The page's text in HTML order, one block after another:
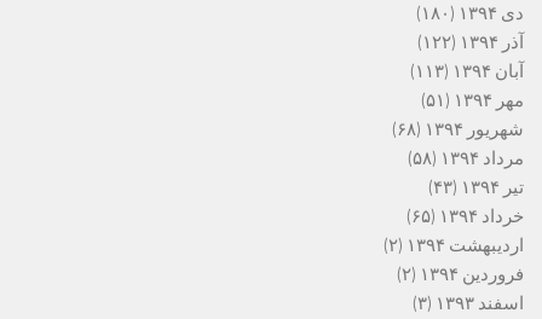
دی ۱۳۹۴
(۱۸۰)
آذر ۱۳۹۴
(۱۲۲)
آبان ۱۳۹۴
(۱۱۳)
مهر ۱۳۹۴
(۵۱)
شهریور ۱۳۹۴
(۶۸)
مرداد ۱۳۹۴
(۵۸)
تیر ۱۳۹۴
(۴۳)
خرداد ۱۳۹۴
(۶۵)
اردیبهشت ۱۳۹۴
(۲)
فروردین ۱۳۹۴
(۲)
اسفند ۱۳۹۳
(۳)